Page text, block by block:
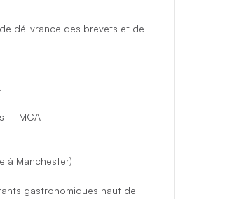
délivrance des brevets et de
– MCA
à Manchester)
gastronomiques haut de